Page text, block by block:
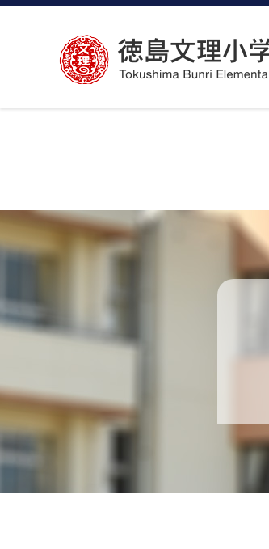
コ
ス
キ
プ